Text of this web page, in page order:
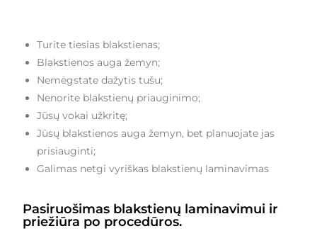
Turite tiesias blakstienas;
Blakstienos auga žemyn;
Nemėgstate dažytis tušu;
Nenorite blakstienų priauginimo;
Jūsų vokai užkritę;
Jūsų blakstienos auga žemyn, bet planuojate jas
prisiauginti;
Galimas netgi vyriškas blakstienų laminavimas
Pasiruošimas blakstienų laminavimui ir
priežiūra po procedūros.